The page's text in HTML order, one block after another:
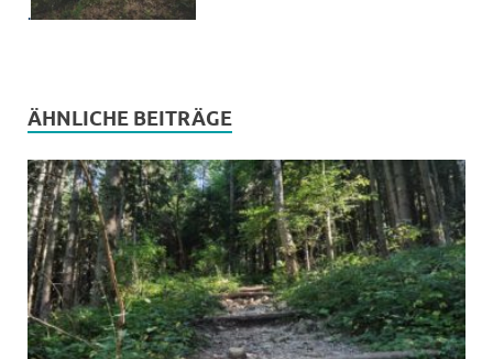
.
ÄHNLICHE BEITRÄGE